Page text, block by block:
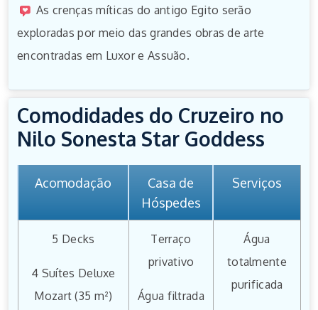
As crenças míticas do antigo Egito serão
exploradas por meio das grandes obras de arte
encontradas em Luxor e Assuão.
Comodidades do Cruzeiro no
Nilo Sonesta Star Goddess
Acomodação
Casa de
Hóspedes
Serviços
5 Decks
4 Suítes Deluxe
Mozart (35 m²)
Terraço
privativo
Água filtrada
Água
totalmente
purificada